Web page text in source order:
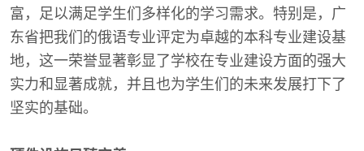
富，足以满足学生们多样化的学习需求。特别是，广
东省把我们的俄语专业评定为卓越的本科专业建设基
地，这一荣誉显著彰显了学校在专业建设方面的强大
实力和显著成就，并且也为学生们的未来发展打下了
坚实的基础。